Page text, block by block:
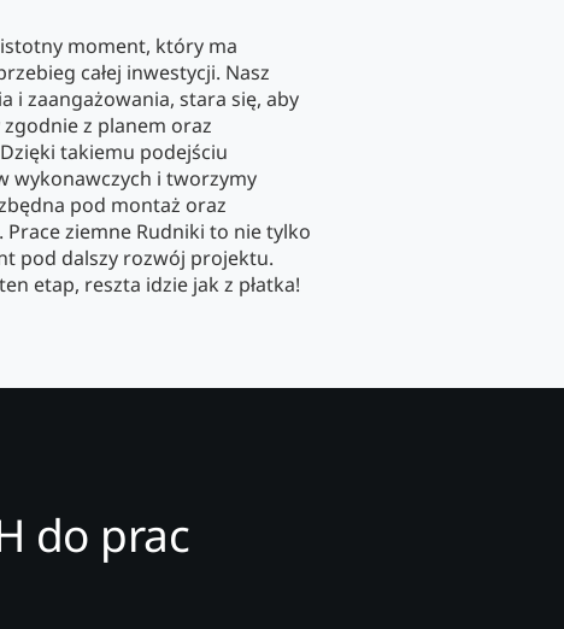
moment, który ma
całej inwestycji. Nasz
i zaangażowania, stara się, aby
z planem oraz
takiemu podejściu
wykonawczych i tworzymy
pod montaż oraz
ziemne Rudniki to nie tylko
pod dalszy rozwój projektu.
etap, reszta idzie jak z płatka!
do prac